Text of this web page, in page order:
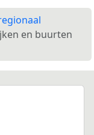
en buurten